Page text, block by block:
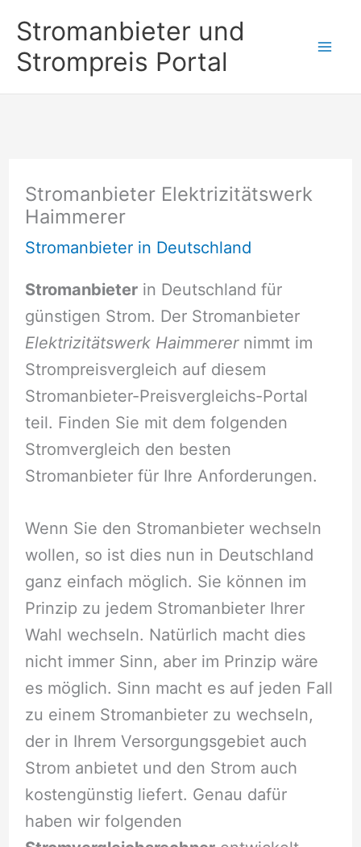
Inhalt
springen
Stromanbieter und
Strompreis Portal
Stromanbieter Elektrizitätswerk
Haimmerer
Stromanbieter in Deutschland
Stromanbieterin Deutschland für
günstigen Strom. Der Stromanbieter
Elektrizitätswerk Haimmerernimmt im
Strompreisvergleich auf diesem
Stromanbieter-Preisvergleichs-Portal
teil. Finden Sie mit dem folgenden
Stromvergleich den besten
Stromanbieter für Ihre Anforderungen.
Wenn Sie den Stromanbieter wechseln
wollen, so ist dies nun in Deutschland
ganz einfach möglich. Sie können im
Prinzip zu jedem Stromanbieter Ihrer
Wahl wechseln. Natürlich macht dies
nicht immer Sinn, aber im Prinzip wäre
es möglich. Sinn macht es auf jeden Fall
zu einem Stromanbieter zu wechseln,
der in Ihrem Versorgungsgebiet auch
Strom anbietet und den Strom auch
kostengünstig liefert. Genau dafür
haben wir folgenden